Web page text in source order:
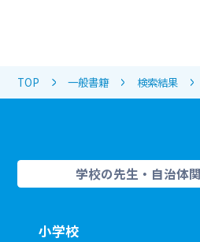
TOP 一般書籍 検索結果
学校の先生・自治体
小学校